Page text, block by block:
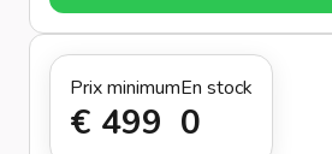
Prix minimum
€ 499
En stock
0